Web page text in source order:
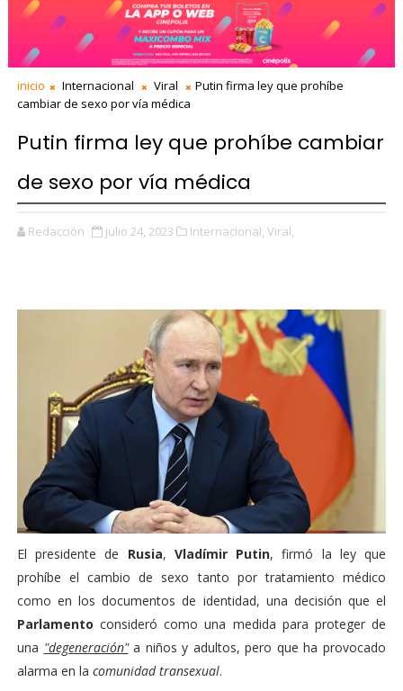
inicio Internacional Viral
Putin firma ley que prohíbe
cambiar de sexo por vía médica
Putin firma ley que prohíbe cambiar
de sexo por vía médica
Redacción julio 24, 2023 Internacional, Viral,
El presidente de Rusia, Vladímir Putin, firmó la ley que
prohíbe el cambio de sexo tanto por tratamiento médico
como en los documentos de identidad, una decisión que el
Parlamento consideró como una medida para proteger de
una "degeneración"a niños y adultos, pero que ha provocado
alarma en la comunidad transexual.